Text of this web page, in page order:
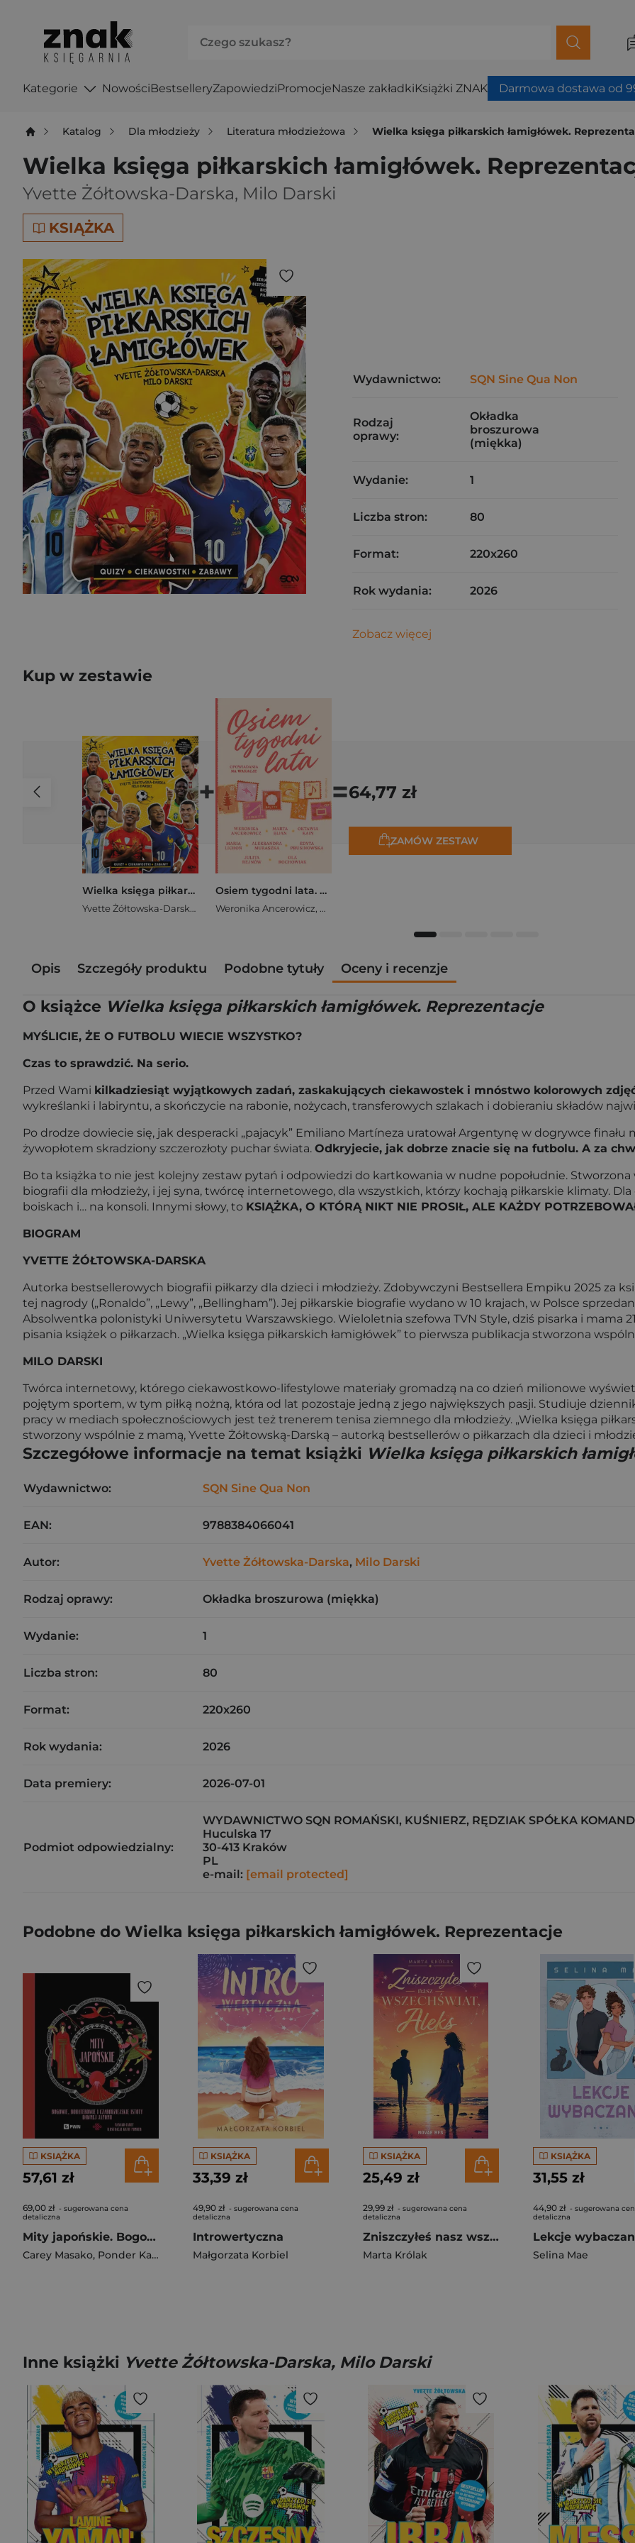
Kategorie NowościBestselleryZapowiedziPromocjeNasze zakładkiKsiążki ZNAK Darmowa dostawa od
Katalog Dla młodzieży Literatura młodzieżowa Wielka księga piłkarskich łamigłówek.
Wielka księga piłkarskich łamigłówek.
Yvette Żółtowska-Darska, Milo Darski
KSIĄŻKA
Wydawnictwo: SQN Sine Qua Non
Rodzaj
oprawy:
Okładka
broszurowa
(miękka)
Wydanie: 1
Liczba stron: 80
Format: 220x260
Rok wydania: 2026
Zobacz więcej
Kup w zestawie
Wielka księga piłkarskich łamigłówek. Reprezentacje
Yvette Żółtowska-Darska Milo Darski
+
Osiem tygodni lata. Opowiadania na wakacje
Weronika Ancerowicz, Marta Bijan
=64,77 zł
ZAMÓW ZESTAW
Opis Szczegóły produktu Podobne tytuły Oceny i recenzje
O książce Wielka księga piłkarskich łamigłówek. Reprezentacje
MYŚLICIE, ŻE O FUTBOLU WIECIE WSZYSTKO?
Czas to sprawdzić. Na serio.
Przed Wami kilkadziesiąt wyjątkowych zadań, zaskakujących ciekawostek i mnóstwo kolorowych
wykreślanki i labiryntu, a skończycie na rabonie, nożycach, transferowych szlakach i dobieraniu składów
Po drodze dowiecie się, jak desperacki „pajacyk” Emiliano Martíneza uratował Argentynę w dogrywce
żywopłotem skradziony szczerozłoty puchar świata. Odkryjecie, jak dobrze znacie się na futbolu. A za
Bo ta książka to nie jest kolejny zestaw pytań i odpowiedzi do kartkowania w nudne popołudnie.
biografii dla młodzieży, i jej syna, twórcę internetowego, dla wszystkich, którzy kochają piłkarskie klimaty.
boiskach i… na konsoli. Innymi słowy, to KSIĄŻKA, O KTÓRĄ NIKT NIE PROSIŁ, ALE KAŻDY
BIOGRAM
YVETTE ŻÓŁTOWSKA-DARSKA
Autorka bestsellerowych biografii piłkarzy dla dzieci i młodzieży. Zdobywczyni Bestsellera Empiku 2025 za
tej nagrody („Ronaldo”, „Lewy”, „Bellingham”). Jej piłkarskie biografie wydano w 10 krajach, w Polsce
Absolwentka polonistyki Uniwersytetu Warszawskiego. Wieloletnia szefowa TVN Style, dziś pisarka i mama
pisania książek o piłkarzach. „Wielka księga piłkarskich łamigłówek” to pierwsza publikacja stworzona
MILO DARSKI
Twórca internetowy, którego ciekawostkowo-lifestylowe materiały gromadzą na co dzień milionowe
pojętym sportem, w tym piłką nożną, która od lat pozostaje jedną z jego największych pasji. Studiuje
pracy w mediach społecznościowych jest też trenerem tenisa ziemnego dla młodzieży. „Wielka księga
stworzony wspólnie z mamą, Yvette Żółtowską-Darską – autorką bestsellerów o piłkarzach dla dzieci i
Szczegółowe informacje na temat książki Wielka księga piłkarskich
Wydawnictwo: SQN Sine Qua Non
EAN: 9788384066041
Autor: Yvette Żółtowska-Darska, Milo Darski
Rodzaj oprawy: Okładka broszurowa (miękka)
Wydanie: 1
Liczba stron: 80
Format: 220x260
Rok wydania: 2026
Data premiery: 2026-07-01
Podmiot odpowiedzialny:
WYDAWNICTWO SQN ROMAŃSKI, KUŚNIERZ, RĘDZIAK SPÓŁKA
Huculska 17
30-413 Kraków
PL
e-mail: [email protected]
Podobne do Wielka księga piłkarskich łamigłówek. Reprezentacje
KSIĄŻKA
57,61 zł
69,00 zł - sugerowana cena
detaliczna
Mity japońskie. Bogowie, bohaterowie i czarodziejskie istoty dawnej Japonii
Carey Masako, Ponder Katie
KSIĄŻKA
33,39 zł
49,90 zł - sugerowana cena
detaliczna
Introwertyczna
Małgorzata Korbiel
KSIĄŻKA
25,49 zł
29,99 zł - sugerowana cena
detaliczna
Zniszczyłeś nasz wszechświat, Aleks
Marta Królak
KSIĄŻKA
31,55 zł
44,90 zł - sugerowana
detaliczna
Selina Mae
Inne książki Yvette Żółtowska-Darska, Milo Darski